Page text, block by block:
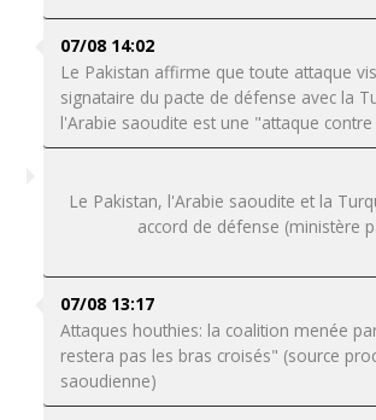
07/08 14:02
Le Pakistan affirme que toute attaque
signataire du pacte de défense avec la
l'Arabie saoudite est une "attaque
Le Pakistan, l'Arabie saoudite et la
accord de défense (ministère
07/08 13:17
Attaques houthies: la coalition menée
restera pas les bras croisés" (source
saoudienne)